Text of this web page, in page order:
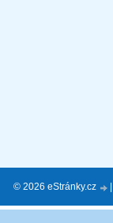
© 2026 eStránky.cz